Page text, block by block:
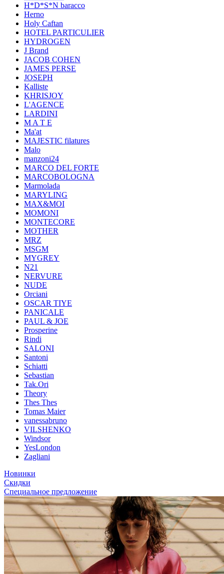
H*D*S*N baracco
Herno
Holy Caftan
HOTEL PARTICULIER
HYDROGEN
J Brand
JACOB COHEN
JAMES PERSE
JOSEPH
Kalliste
KHRISJOY
L'AGENCE
LARDINI
M A T E
Ma'at
MAJESTIC filatures
Malo
manzoni24
MARCO DEL FORTE
MARCOBOLOGNA
Marmolada
MARYLING
MAX&MOI
MOMONI
MONTECORE
MOTHER
MRZ
MSGM
MYGREY
N21
NERVURE
NUDE
Orciani
OSCAR TIYE
PANICALE
PAUL & JOE
Prosperine
Rindi
SALONI
Santoni
Schiatti
Sebastian
Tak.Ori
Theory
Thes Thes
Tomas Maier
vanessabruno
VILSHENKO
Windsor
YesLondon
Zagliani
Новинки
Скидки
Специальное предложение